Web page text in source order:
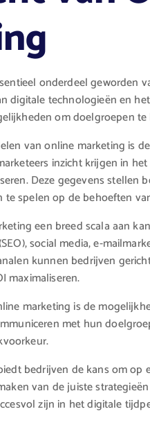
onderdeel geworden
digitale technologieën en
om doelgroepen
van online marketing is
inzicht krijgen in
Deze gegevens
te spelen op de behoeften
een breed scala aan
social media, e-
kunnen bedrijven
maximaliseren.
marketing is de
met hun
bedrijven de kans om
van de juiste
zijn in het digitale